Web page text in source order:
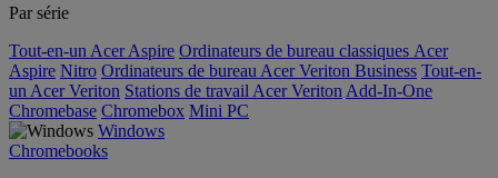
Par série
Tout-en-un Acer Aspire Ordinateurs de bureau classiques Acer
Aspire Nitro Ordinateurs de bureau Acer Veriton Business Tout-en-
un Acer Veriton Stations de travail Acer Veriton Add-In-One
Chromebase Chromebox Mini PC
Windows
Chromebooks